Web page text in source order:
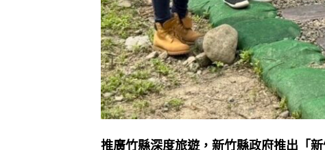
推廣竹縣深度旅遊，新竹縣政府推出「